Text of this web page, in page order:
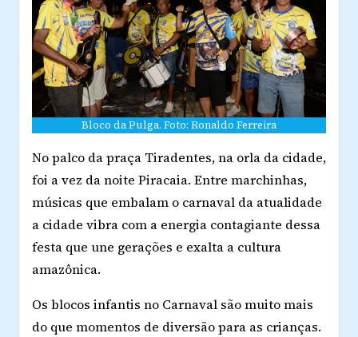
Bloco da Pulga. Foto: Ronaldo Ferreira
No palco da praça Tiradentes, na orla da cidade,
foi a vez da noite Piracaia. Entre marchinhas,
músicas que embalam o carnaval da atualidade
a cidade vibra com a energia contagiante dessa
festa que une gerações e exalta a cultura
amazônica.
Os blocos infantis no Carnaval são muito mais
do que momentos de diversão para as crianças.